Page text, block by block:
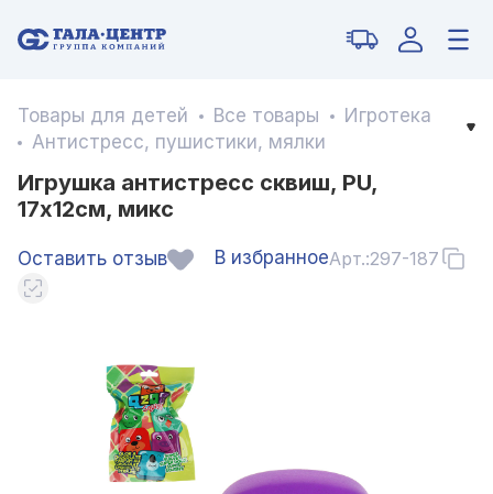
Товары для детей Все товары
Игротека
Антистресс, пушистики, мялки
Игрушка антистресс cквиш, PU,
17х12см, микс
Оставить отзыв В избранноеАрт.:297-187